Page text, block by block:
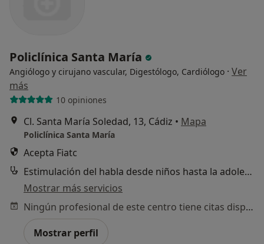
Policlínica Santa María
Angiólogo y cirujano vascular, Digestólogo, Cardiólogo · Ver
más
10 opiniones
Cl. Santa María Soledad, 13, Cádiz • Mapa
Policlínica Santa María
Acepta Fiatc
Estimulación del habla desde niños hasta la adolescencia
Mostrar más servicios
Ningún profesional de este centro tiene citas disponibles
Mostrar perfil